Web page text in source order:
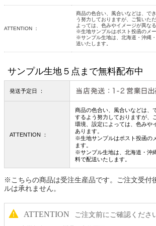
ATTENTION ：
商品の色合い、風合いなどは、で
う努力しておりますが、ご覧いた
よっては、色みやイメージが異な
※生地サンプルはポスト投函のメ
※サンプル生地は、北海道・沖縄
送いたします。
サンプル生地５点まで無料配布中
発送予定日 ：
ATTENTION ：
商品の色合い、風合いなどは、
するよう努力しておりますが、
環境、設定によっては、色みや
あります。
※生地サンプルはポスト投函の
ます。
※サンプル生地は、北海道・沖
料で配送いたします。
※こちらの商品は受注生産品です。ご注文受付
ルは承れません。
ATTENTION ご注文前にご確認くださ